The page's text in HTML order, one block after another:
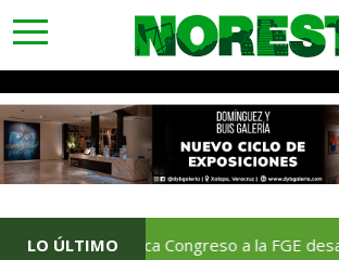
toggle
navigation
LO ÚLTIMO
Notifica Congreso a la FGE desafuero